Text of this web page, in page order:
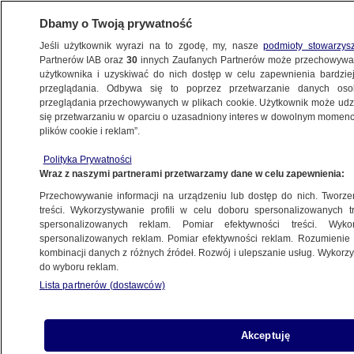
ŚWIAT
czy poprosił premiera Borisa Johnsona
o dymisję. Odmówił komentarza
7.07.2022, 07:48
Udostępnij
odmówił komentarza na temat kolejnych
wezwań do rezygnacji Borisa Johnsona z
Dbamy o Twoją prywatność
Jeśli użytkownik wyrazi na to zgodę, my, naszepodmioty
Partnerów IAB oraz30 innych Zaufanych Partnerów może
użytkownika i uzyskiwać do nich dostęp w celu zapewnienia
przeglądania. Odbywa się to poprzez przetwarzanie danych
przeglądania przechowywanych w plikach cookie. Użytkownik może
się przetwarzaniu w oparciu o uzasadniony interes w dowolnym
plików cookie i reklam”.
Polityka Prywatności
Wraz z naszymi partnerami przetwarzamy dane w celu zapewnienia:
Przechowywanie informacji na urządzeniu lub dostęp do nich.
treści. Wykorzystywanie profili w celu doboru spersonalizowanych
spersonalizowanych reklam. Pomiar efektywności treści.
spersonalizowanych reklam. Pomiar efektywności reklam.
kombinacji danych z różnych źródeł. Rozwój i ulepszanie usług.
do wyboru reklam.
Lista partnerów (dostawców)
Akceptuję